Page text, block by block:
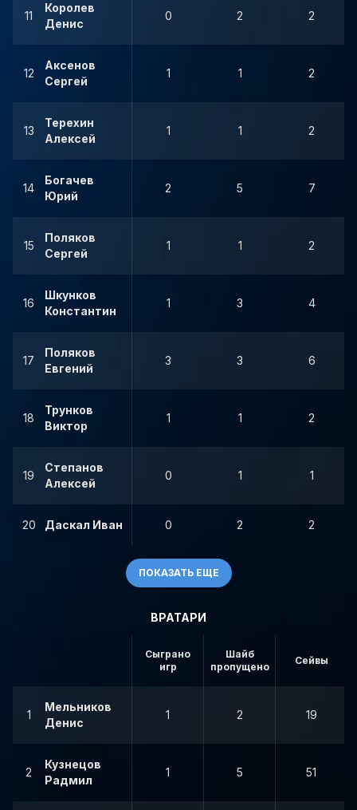
11
Королев
Денис
0 2 2
12
Аксенов
Сергей
1 1 2
13
Терехин
Алексей
1 1 2
14
Богачев
Юрий
2 5 7
15
Поляков
Сергей
1 1 2
16
Шкунков
Константин
1 3 4
17
Поляков
Евгений
3 3 6
18
Трунков
Виктор
1 1 2
19
Степанов
Алексей
0 1 1
20 Даскал Иван 0 2 2
ПОКАЗАТЬ ЕЩЕ
ВРАТАРИ
Сыграно
игр
Шайб
пропущено
Сейвы
1
Мельников
Денис
1 2 19
2
Кузнецов
Радмил
1 5 51